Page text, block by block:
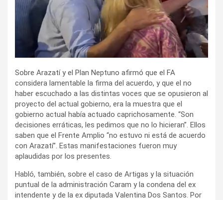
Sobre Arazatí y el Plan Neptuno afirmó que el FA
considera lamentable la firma del acuerdo, y que el no
haber escuchado a las distintas voces que se opusieron al
proyecto del actual gobierno, era la muestra que el
gobierno actual había actuado caprichosamente. “Son
decisiones erráticas, les pedimos que no lo hicieran”. Ellos
saben que el Frente Amplio “no estuvo ni está de acuerdo
con Arazatí”. Estas manifestaciones fueron muy
aplaudidas por los presentes.
Habló, también, sobre el caso de Artigas y la situación
puntual de la administración Caram y la condena del ex
intendente y de la ex diputada Valentina Dos Santos. Por